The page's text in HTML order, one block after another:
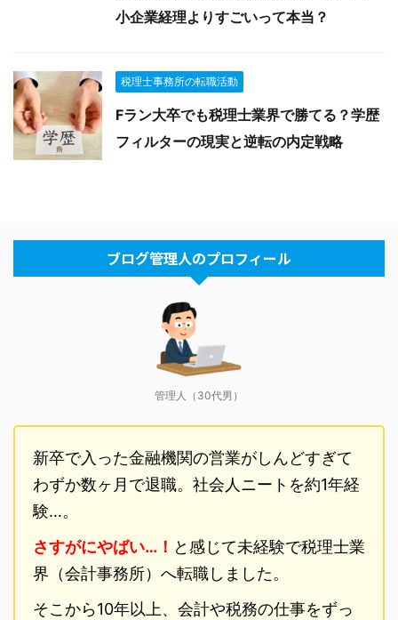
小企業経理よりすごいって本当？
税理士事務所の転職活動
Fラン大卒でも税理士業界で勝てる？学歴
フィルターの現実と逆転の内定戦略
ブログ管理人のプロフィール
管理人（30代男）
新卒で入った金融機関の営業がしんどすぎて
わずか数ヶ月で退職。社会人ニートを約1年経
験…。
さすがにやばい…！ と感じて未経験で税理士業
界（会計事務所）へ転職しました。
そこから10年以上、会計や税務の仕事をずっ